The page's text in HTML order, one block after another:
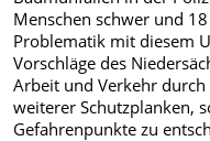
Menschen schwer und
Problematik mit diesem
Vorschläge des
Arbeit und Verkehr
weiterer Schutzplanken,
Gefahrenpunkte zu